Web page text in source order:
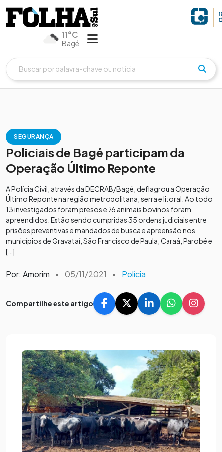
11°C
Bagé
SEGURANÇA
Policiais de Bagé participam da
Operação Último Reponte
A Polícia Civil, através da DECRAB/Bagé, deflagrou a Operação
Último Reponte na região metropolitana, serra e litoral. Ao todo
13 investigados foram presos e 76 animais bovinos foram
apreendidos. Estão sendo cumpridas 35 ordens judiciais entre
prisões preventivas e mandados de busca e apreensão nos
municípios de Gravataí, São Francisco de Paula, Caraá, Parobé e
[…]
Por: Amorim • 05/11/2021 • Polícia
Compartilhe este artigo